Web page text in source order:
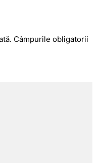
Câmpurile obligatorii